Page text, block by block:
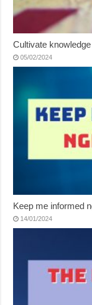
Cultivate
05/02/2024
Keep me informed
14/01/2024